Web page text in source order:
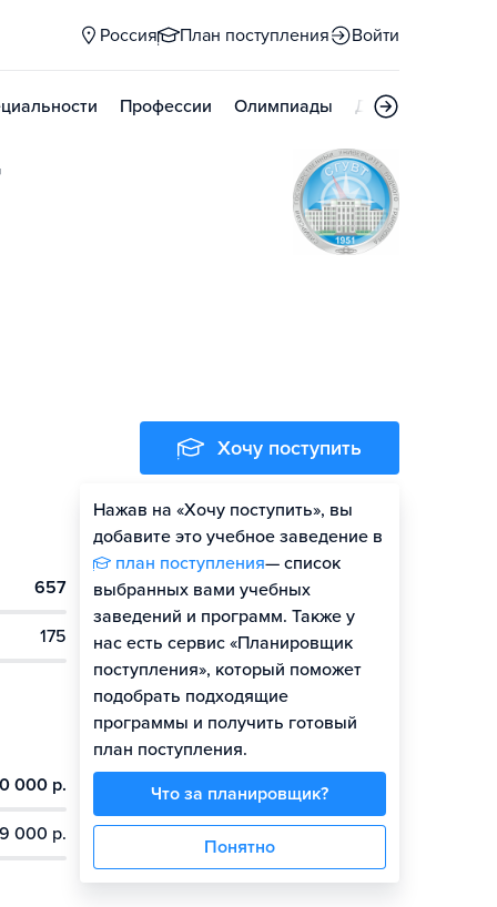
Россия План поступления Войти
Профессии Олимпиады Дни открытых
657
175
000 р.
000 р.
Хочу поступить
Нажав на «Хочу поступить», вы
добавите это учебное заведение в
план поступления— список
выбранных вами учебных
заведений и программ. Также у
нас есть сервис «Планировщик
поступления», который поможет
подобрать подходящие
программы и получить готовый
план поступления.
Что за планировщик?
Понятно
Оценить шансы